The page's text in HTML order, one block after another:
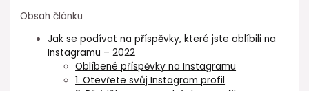
Obsah článku
Jak se podívat na příspěvky, které jste oblíbili na
Instagramu – 2022
Oblíbené příspěvky na Instagramu
1. Otevřete svůj Instagram profil